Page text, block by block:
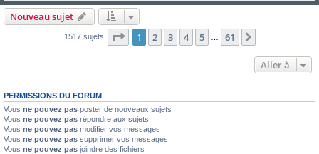
Nouveau sujet
1517 sujets Page 1sur61
1 2 3 4 5 61
Aller à
PERMISSIONS DU FORUM
Vous ne pouvez pas poster de nouveaux sujets
Vous ne pouvez pas répondre aux sujets
Vous ne pouvez pas modifier vos messages
Vous ne pouvez pas supprimer vos messages
Vous ne pouvez pas joindre des fichiers